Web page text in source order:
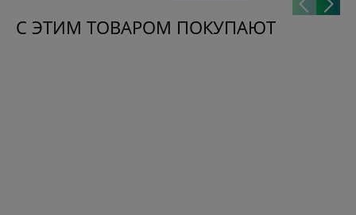
С ЭТИМ ТОВАРОМ ПОКУПАЮТ